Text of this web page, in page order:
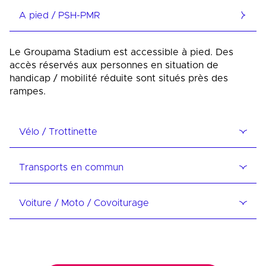
A pied / PSH-PMR
Le Groupama Stadium est accessible à pied. Des
accès réservés aux personnes en situation de
handicap / mobilité réduite sont situés près des
rampes.
Vélo / Trottinette
Transports en commun
Voiture / Moto / Covoiturage